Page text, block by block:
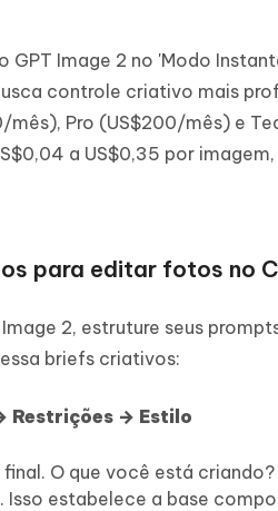
GPT Image 2 no 'Modo
controle criativo mais
mês), Pro (US$200/mês) e
a US$0,35 por
para editar fotos no
2, estruture seus
briefs criativos:
→ Estilo
O que você está
estabelece a base